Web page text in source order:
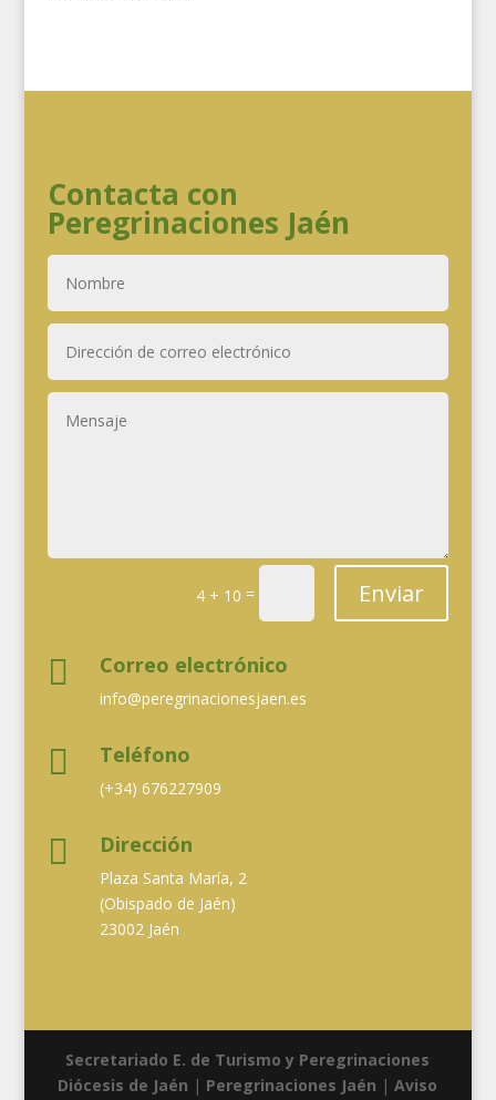
Contacta con
Peregrinaciones Jaén
4 + 10 = Enviar
 Correo electrónico
info@peregrinacionesjaen.es
 Teléfono
(+34) 676227909
 Dirección
Plaza Santa María, 2
(Obispado de Jaén)
23002 Jaén
Secretariado E. de Turismo y Peregrinaciones
Diócesis de Jaén | Peregrinaciones Jaén |Aviso